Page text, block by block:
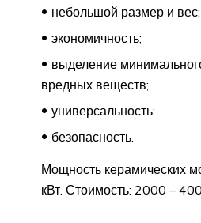
небольшой размер и вес;
экономичность;
выделение
вредных веществ;
универсальность;
безопасность.
Мощность керамических
кВт. Стоимость: 2000 –